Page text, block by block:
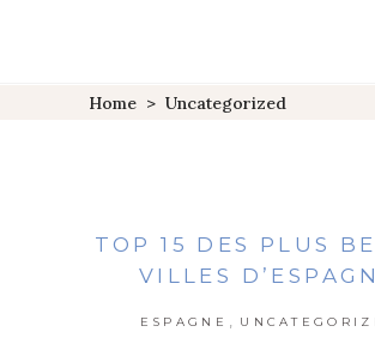
Home > Uncategorized
TOP 15 DES PLUS
VILLES
ESPAGNE